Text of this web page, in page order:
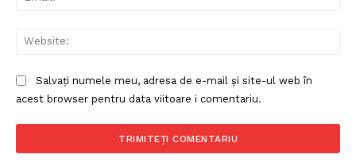
Salvați numele meu, adresa de e-mail și site-ul web în
acest browser pentru data viitoare i comentariu.